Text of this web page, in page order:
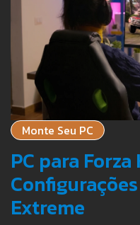
Monte Seu PC
PC para
Extreme